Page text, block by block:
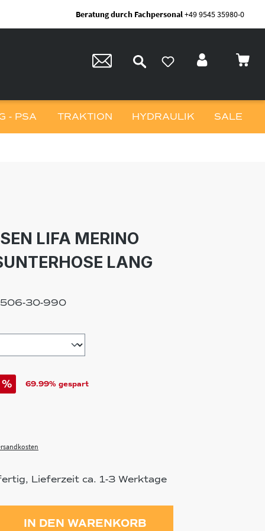
Beratung durch Fachpersonal+49 9545 35980-0
- PSA TRAKTION HYDRAULIK SALE
LIFA MERINO
LANG
30-990
% 69.99% gespart
Lieferzeit ca. 1-3 Werktage
Gib den gewünschten Wert
IN DEN WARENKORB